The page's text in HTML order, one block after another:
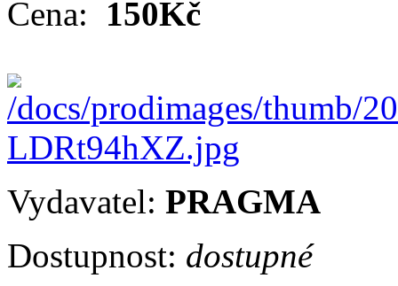
Cena: 150Kč
Vydavatel: PRAGMA
Dostupnost: dostupné